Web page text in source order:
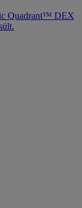
Quadrant™ DEX